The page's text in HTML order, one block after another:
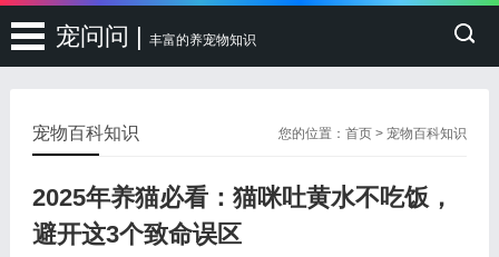
宠问问 | 丰富的养宠物知识
您的位置：首页 >宠物百科知识
宠物百科知识
2025年养猫必看：猫咪吐黄水不吃饭，
避开这3个致命误区